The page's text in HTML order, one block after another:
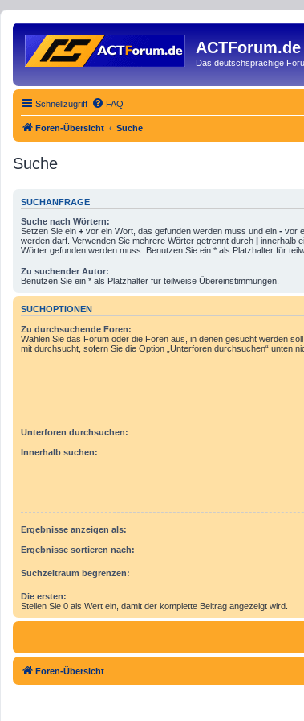
ACTForum.de
Das deutschsprachige
Schnellzugriff FAQ
Foren-Übersicht Suche
Suche
SUCHANFRAGE
Suche nach Wörtern:
Setzen Sie ein + vor ein Wort, das gefunden werden muss und ein - vor
werden darf. Verwenden Sie mehrere Wörter getrennt durch | innerhalb
Wörter gefunden werden muss. Benutzen Sie ein * als Platzhalter für
Zu suchender Autor:
Benutzen Sie ein * als Platzhalter für teilweise Übereinstimmungen.
SUCHOPTIONEN
Zu durchsuchende Foren:
Wählen Sie das Forum oder die Foren aus, in denen gesucht werden
mit durchsucht, sofern Sie die Option „Unterforen durchsuchen“ unten
Unterforen durchsuchen:
Innerhalb suchen:
Ergebnisse anzeigen als:
Ergebnisse sortieren nach:
Suchzeitraum begrenzen:
Die ersten:
Stellen Sie 0 als Wert ein, damit der komplette Beitrag angezeigt wird.
Foren-Übersicht